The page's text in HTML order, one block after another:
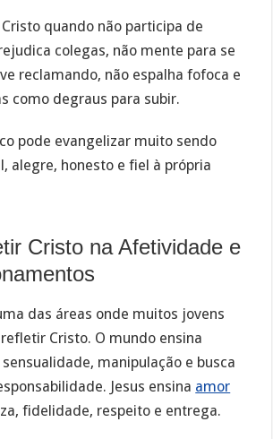
quando não participa de
colegas, não mente para se
reclamando, não espalha fofoca e
como degraus para subir.
pode evangelizar muito sendo
alegre, honesto e fiel à própria
Cristo na Afetividade e
das áreas onde muitos jovens
Cristo. O mundo ensina
manipulação e busca
Jesus ensina amor
fidelidade, respeito e entrega.